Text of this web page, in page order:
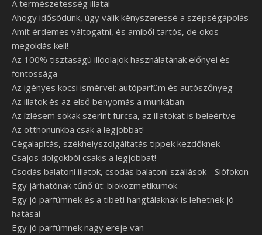
A természetesség illatai
Ahogy idősödünk, úgy válik kényszeressé a szépségápolás
Amit érdemes váltogatni, és amiből tartós, de okos
megoldás kell!
Az 100% tisztaságú illóolajok használatának előnyei és
fontossága
Az igényes kocsi ismérvei: autóparfüm és autószőnyeg
Az illatok és az első benyomás a munkában
Az ízlésem sokak szerint furcsa, az illatokat is beleértve
Az otthonunkba csak a legjobbat!
Cégalapítás, székhelyszolgáltatás tippek kezdőknek
Csajos dolgokból csakis a legjobbat!
Csodás balatoni illatok, csodás balatoni szállások - Siófokon
Egy járhatónak tűnő út: biokozmetikumok
Egy jó parfümnek és a tibeti hangtálaknak is lehetnek jó
hatásai
Egy jó parfümnek nagy ereje van